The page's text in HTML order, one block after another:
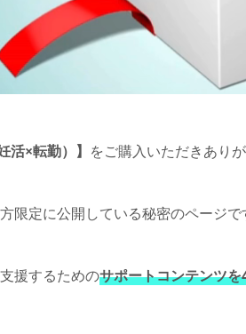
活×転勤）】 をご購入いただきあり
限定に公開している秘密のページで
援するためのサポートコンテンツを